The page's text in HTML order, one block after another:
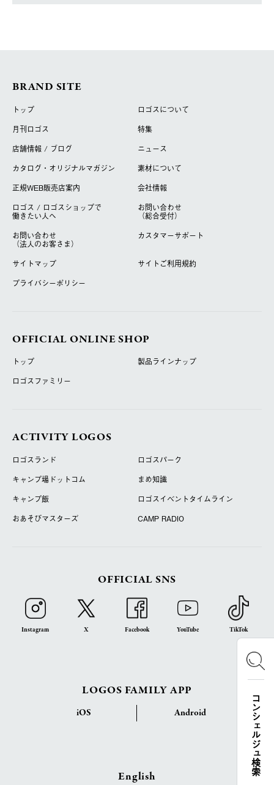
コンシェルジュ検索
BRAND SITE
トップ
ロゴスについて
月刊ロゴス
特集
店舗情報 / ブログ
ニュース
カタログ・オリジナルマガジン
素材について
正規WEB販売店案内
会社情報
ロゴス / ロゴスショップで
働きたい人へ
お問い合わせ
（総合受付）
お問い合わせ
（法人のお客さま）
カスタマーサポート
サイトマップ
サイトご利用規約
プライバシーポリシー
OFFICIAL ONLINE SHOP
トップ
製品ラインナップ
ロゴスファミリー
ACTIVITY LOGOS
ロゴスランド
ロゴスパーク
キャンプ場ドットコム
まめ知識
キャンプ飯
ロゴスイベントタイムライン
おあそびマスターズ
CAMP RADIO
OFFICIAL SNS
Instagram X Facebook YouTube TikTok
LOGOS FAMILY APP
iOS Android
English